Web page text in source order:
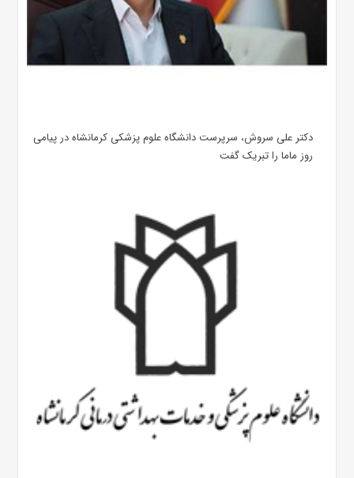
دکتر علی سروش، سرپرست دانشگاه علوم پزشکی کرمانشاه در پیامی
روز ماما را تبریک گفت